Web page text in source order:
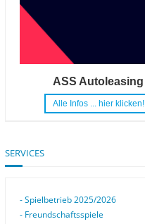
ASS Autoleasing
Alle Infos ... hier klicken!
SERVICES
- Spielbetrieb 2025/2026
- Freundschaftsspiele